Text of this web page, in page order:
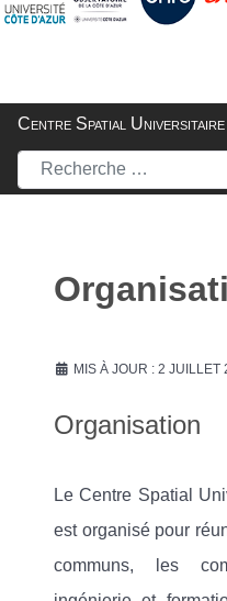
Centre Spatial
Rechercher
MIS À JOUR : 2 JUILLET
Organisation
Le Centre Spatial
est organisé pour
communs, les